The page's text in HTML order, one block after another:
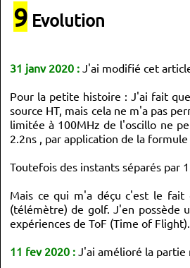
9 Evolution
31 janv 2020 : J'ai modifié cet
Pour la petite histoire : J'ai fait
source HT, mais cela ne m'a pas
limitée à 100MHz de l'oscillo ne
2.2ns , par application de la
Toutefois des instants séparés par
Mais ce qui m'a déçu c'est le fait
(télémètre) de golf. J'en possède
expériences de ToF (Time of Flight).
11 fev 2020 : J'ai amélioré la partie